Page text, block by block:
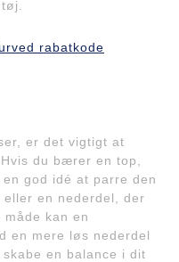
rabatkode
er det vigtigt at
du bærer en top,
god idé at parre den
en nederdel, der
kan en
en mere løs nederdel
en balance i dit